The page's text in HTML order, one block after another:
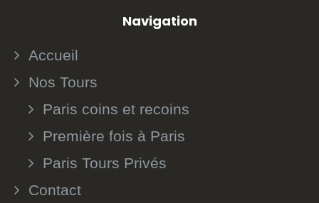
Navigation
Accueil
Nos Tours
Paris coins et recoins
Première fois à Paris
Paris Tours Privés
Contact